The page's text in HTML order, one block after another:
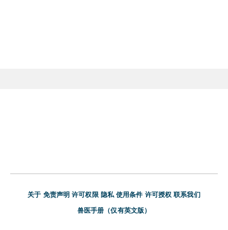
关于 免责声明 许可权限 隐私 使用条件 许可授权 联系我们
兽医手册（仅有英文版）